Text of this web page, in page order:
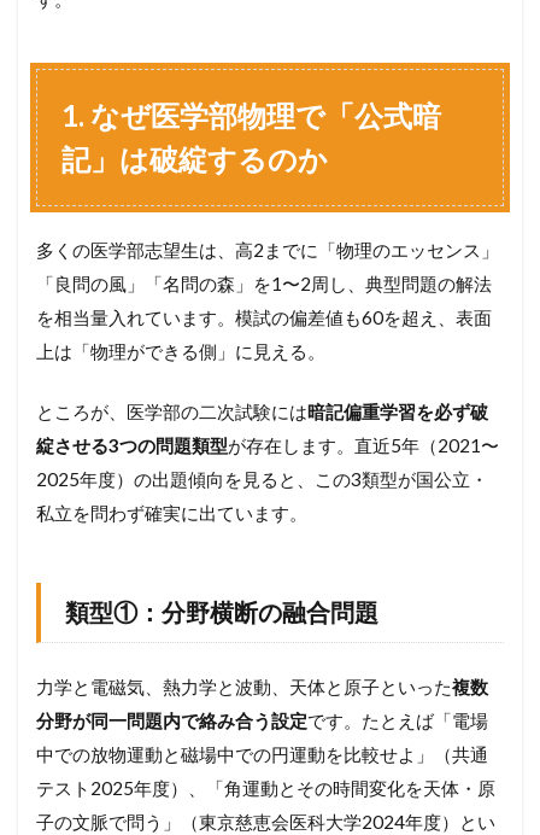
1. なぜ医学部物理で「公式暗
記」は破綻するのか
多くの医学部志望生は、高2までに「物理のエッセンス」
「良問の風」「名問の森」を1〜2周し、典型問題の解法
を相当量入れています。模試の偏差値も60を超え、表面
上は「物理ができる側」に見える。
ところが、医学部の二次試験には暗記偏重学習を必ず破
綻させる3つの問題類型が存在します。直近5年（2021〜
2025年度）の出題傾向を見ると、この3類型が国公立・
私立を問わず確実に出ています。
類型①：分野横断の融合問題
力学と電磁気、熱力学と波動、天体と原子といった複数
分野が同一問題内で絡み合う設定です。たとえば「電場
中での放物運動と磁場中での円運動を比較せよ」（共通
テスト2025年度）、「角運動とその時間変化を天体・原
子の文脈で問う」（東京慈恵会医科大学2024年度）とい